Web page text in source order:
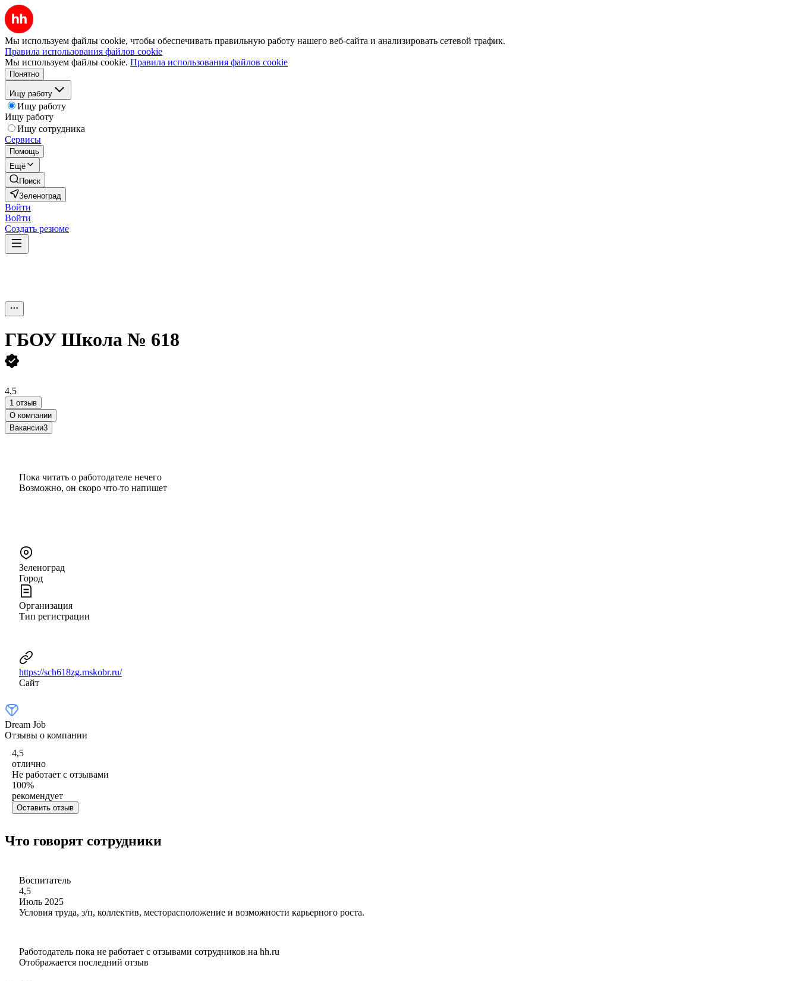
Мы используем файлы cookie, чтобы обеспечивать правильную работу нашего веб-сайта и анализировать сетевой трафик.
Правила использования файлов cookie
Мы используем файлы cookie. Правила использования файлов cookie
Понятно
Ищу работу
Ищу работу
Ищу работу
Ищу сотрудника
Сервисы
Помощь
Ещё
Поиск
Зеленоград
Войти
Войти
Создать резюме
ГБОУ Школа № 618
4,5
1 отзыв
О компании
Вакансии3
Пока читать о работодателе нечего
Возможно, он скоро что‑то напишет
Зеленоград
Город
Организация
Тип регистрации
https://sch618zg.mskobr.ru/
Сайт
Dream Job
Отзывы о компании
4,5
отлично
Не работает с отзывами
100%
рекомендует
Оставить отзыв
Что говорят сотрудники
Воспитатель
4,5
Июль 2025
Условия труда, з/п, коллектив, месторасположение и возможности карьерного роста.
Работодатель пока не работает с отзывами сотрудников на hh.ru
Отображается последний отзыв